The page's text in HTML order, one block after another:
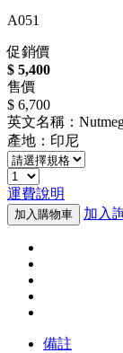
A051
促銷價
$ 5,400
售價
$ 6,700
英文名稱：
產地：印尼
運費說明
加入購物車 加入
備註